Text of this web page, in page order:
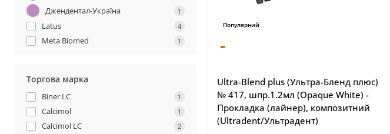
Джендентал-Україна 1
Latus 4
Meta Biomed 1
Торгова марка
Biner LC 1
Calcimol 1
Calcimol LC 2
Популярний
Ultra-Blend plus (Ультра-Бленд плюс)
№ 417, шпр.1.2мл (Opaque White) -
Прокладка (лайнер), композитний
(Ultradent/Ультрадент)